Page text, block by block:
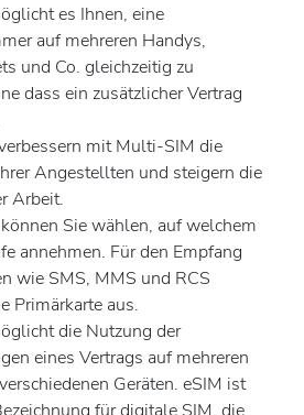
es Ihnen, eine
auf mehreren Handys,
und Co. gleichzeitig zu
dass ein zusätzlicher Vertrag
mit Multi-SIM die
Angestellten und steigern die
Arbeit.
Sie wählen, auf welchem
annehmen. Für den Empfang
wie SMS, MMS und RCS
Primärkarte aus.
die Nutzung der
eines Vertrags auf mehreren
Geräten. eSIM ist
für digitale SIM, die